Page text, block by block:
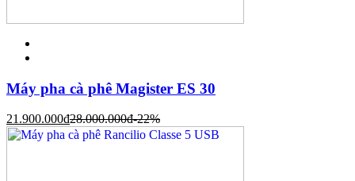
Máy pha cà phê Magister ES 30
21.900.000đ28.000.000đ-22%